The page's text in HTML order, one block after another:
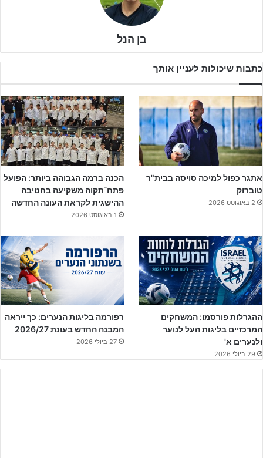
כאשר לזכותו תשע נקודות בלבד, והירידה הייתה בלתי נמנעת. למרות
חוסר היציבות בעונה החולפת, איבגי מאמין כי העונה זה ישתנה, וקבוצתו
כבר ביצעה מספר החתמות, זאת במטרה לשפר את הקבוצה.
בן הנל
כתבות שיכולות לעניין אותך
אתגר כפול למיכה סויסה בבית"ר
טוברוק
2 באוגוסט 2026
הכנה ברמה הגבוהה ביותר: הפועל
פתח־תקוה משקיעה בחטיבה
ההישגית לקראת העונה החדשה
1 באוגוסט 2026
ההגרלות פורסמו: המשחקים
המרכזיים בליגות העל לנוער
ולנערים א'
29 ביולי 2026
רפורמה בליגות הנערים: כך ייראה
המבנה החדש בעונת 2026/27
27 ביולי 2026